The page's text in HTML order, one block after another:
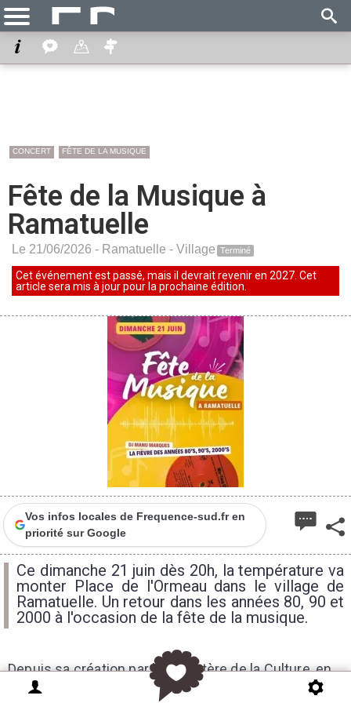
CONCERT FÊTE DE LA MUSIQUE
Fête de la Musique à
Ramatuelle
Le 21/06/2026 - Ramatuelle - Village Terminé
Cet événement est passé, mais il devrait revenir en 2027. Cet
article sera mis à jour pour la prochaine édition.
Vos infos locales de Frequence-sud.fr en
priorité sur Google
Ce dimanche 21 juin dès 20h, la température va
monter Place de l'Ormeau dans le village de
Ramatuelle. Un retour dans les années 80, 90 et
2000 à l'occasion de la fête de la musique.
Depuis sa création par le ministère de la Culture, en
1982, les communes rurales et les petites,